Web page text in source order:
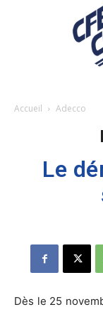
Accueil Adecco
Le
Dès le 25